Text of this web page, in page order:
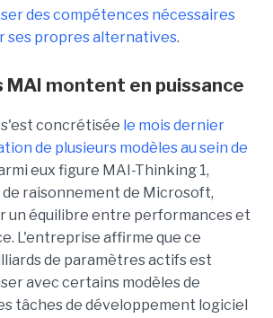
des compétences nécessaires
ses propres alternatives.
MAI montent en puissance
concrétisée le mois dernier
de plusieurs modèles au sein de
eux figure MAI-Thinking 1,
raisonnement de Microsoft,
un équilibre entre performances et
L'entreprise affirme que ce
de paramètres actifs est
avec certains modèles de
tâches de développement logiciel